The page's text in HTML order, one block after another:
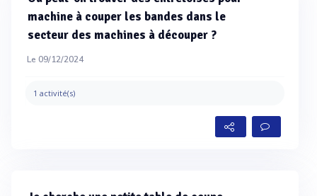
machine à couper les bandes dans le
secteur des machines à découper ?
Le 09/12/2024
1 activité(s)